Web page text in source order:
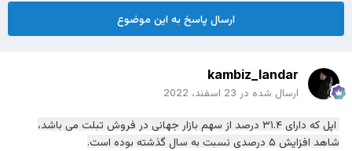
ارسال پاسخ به این موضوع
kambiz_landar
ارسال شده در 23 اسفند، 2022
اپل که دارای ۳۱.۴ درصد از سهم بازار جهانی در فروش تبلت می باشد،
شاهد افزایش ۵ درصدی نسبت به سال گذشته بوده است.